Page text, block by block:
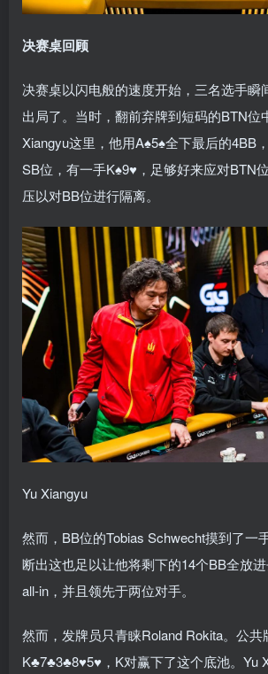
决赛桌回顾
决赛桌以闪电般的速度开始，三名选手瞬
出局了。当时，翻前弃牌到短码的BTN位
Xiangyu这里，他用A♠5♠全下最后的4BB
SB位，有一手K♠9♥，足够好来应对BTN
压以对BB位进行隔离。
Yu Xiangyu
然而，BB位的Tobias Schwecht摸到了一
断出这也足以让他将剩下的14个BB全放
all-in，并且领先于两位对手。
然而，发牌员只青睐Roland Rokita。公共
K♣7♣3♣8♥5♥，K对赢下了这个底池。Yu